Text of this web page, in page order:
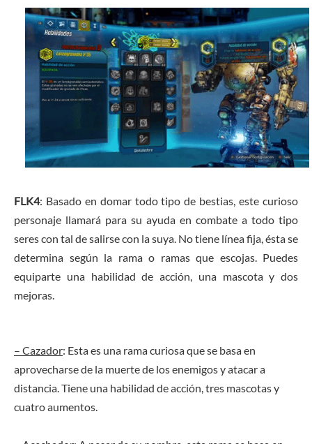
FLK4: Basado en domar todo tipo de bestias, este curioso
personaje llamará para su ayuda en combate a todo tipo
seres con tal de salirse con la suya. No tiene línea fija, ésta se
determina según la rama o ramas que escojas. Puedes
equiparte una habilidad de acción, una mascota y dos
mejoras.
– Cazador: Esta es una rama curiosa que se basa en
aprovecharse de la muerte de los enemigos y atacar a
distancia. Tiene una habilidad de acción, tres mascotas y
cuatro aumentos.